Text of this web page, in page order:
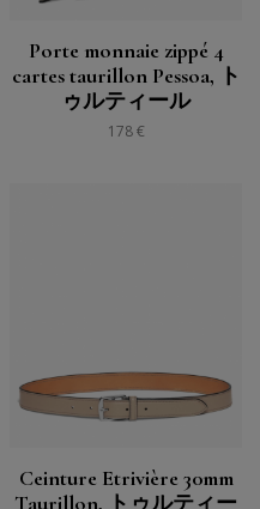
Porte monnaie zippé 4
cartes taurillon Pessoa, ト
ゥルティール
178 €
Ceinture Etrivière 30mm
Taurillon, トゥルティー